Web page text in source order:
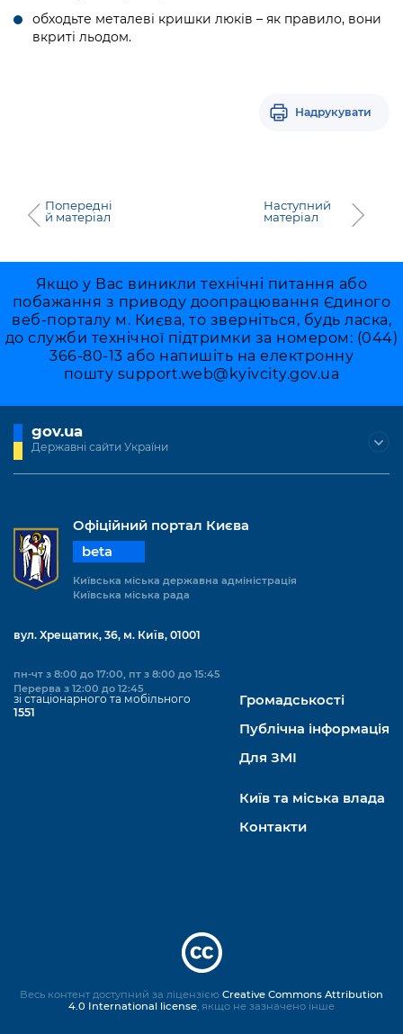
обходьте металеві кришки люків – як правило, вони
вкриті льодом.
Надрукувати
Попередні
й матеріал
Наступний
матеріал
Якщо у Вас виникли технічні питання або
побажання з приводу доопрацювання Єдиного
веб-порталу м. Києва, то зверніться, будь ласка,
до служби технічної підтримки за номером: (044)
366-80-13 або напишіть на електронну
пошту support.web@kyivcity.gov.ua
gov.ua
Державні сайти України
Офіційний портал Києва
beta
Київська міська державна адміністрація
Київська міська рада
вул. Хрещатик, 36, м. Київ, 01001
пн-чт з 8:00 до 17:00, пт з 8:00 до 15:45
Перерва з 12:00 до 12:45
зі стаціонарного та мобільного
1551
Громадськості
Публічна інформація
Для ЗМІ
Київ та міська влада
Контакти
Весь контент доступний за ліцензією Creative Commons Attribution
4.0 International license, якщо не зазначено інше